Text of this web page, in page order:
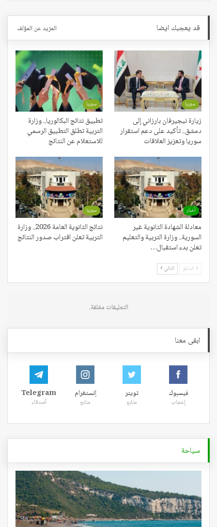
قد يعجبك ايضا المزيد عن المؤلف
سوريا
زيارة نيجيرفان بارزاني إلى
دمشق.. تأكيد على دعم استقرار
سوريا وتعزيز العلاقات
سوريا
تطبيق نتائج البكالوريا.. وزارة
التربية تطلق التطبيق الرسمي
للاستعلام عن النتائج
أخبار
معادلة الشهادة الثانوية غير
السورية.. وزارة التربية والتعليم
تعلن بدء استقبال…
سوريا
نتائج الثانوية العامة 2026.. وزارة
التربية تعلن اقتراب صدور النتائج
السابق التالي
التعليقات مغلقة.
ابقى معنا
فيسبوك
إعجاب
تويتر
متابع
إنستغرام
متابع
Telegram
أصدقاء
سياحة